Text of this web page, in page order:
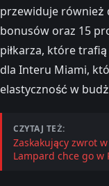
przewiduje również
bonusów oraz 15
piłkarza, które
dla Interu Miami,
elastyczność w
CZYTAJ TEŻ:
Zaskakujący zwrot
Lampard chce go w